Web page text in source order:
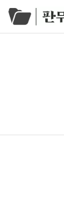
Skip to content